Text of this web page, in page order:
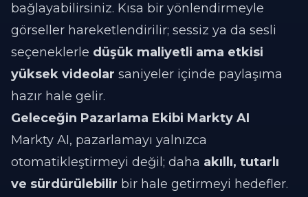
bağlayabilirsiniz. Kısa bir yönlendirmeyle
görseller hareketlendirilir; sessiz ya da sesli
seçeneklerle düşük maliyetli ama etkisi
yüksek videolar saniyeler içinde paylaşıma
hazır hale gelir.
Geleceğin Pazarlama Ekibi Markty AI
Markty AI, pazarlamayı yalnızca
otomatikleştirmeyi değil; daha akıllı, tutarlı
ve sürdürülebilir bir hale getirmeyi hedefler.